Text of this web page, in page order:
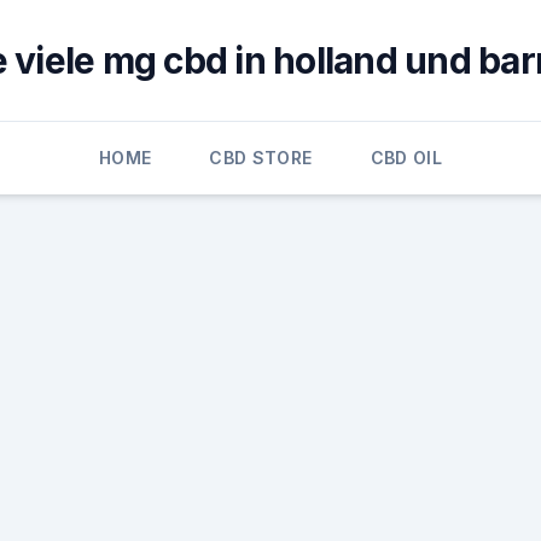
viele mg cbd in holland und
HOME CBD STORE CBD OIL